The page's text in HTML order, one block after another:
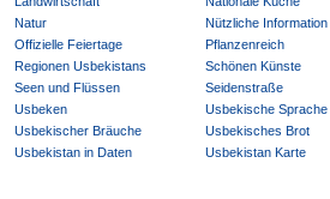
Natur
Nützliche Information
Offizielle Feiertage
Pflanzenreich
Regionen Usbekistans
Schönen Künste
Seen und Flüssen
Seidenstraße
Usbeken
Usbekische Sprache
Usbekischer Bräuche
Usbekisches Brot
Usbekistan in Daten
Usbekistan Karte